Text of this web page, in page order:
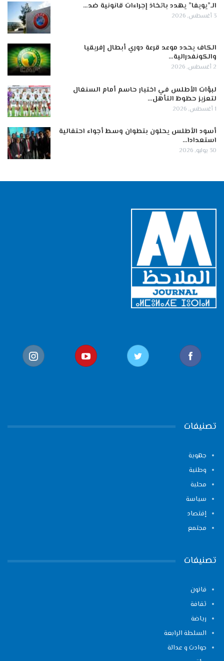
الـ”يويفا” يهدد باتخاذ إجراءات قانونية ضد…
3 أغسطس, 2026
الكاف يحدد موعد قرعة دوري أبطال إفريقيا
والكونفدرالية…
2 أغسطس, 2026
لبؤات الأطلس في اختبار حاسم أمام السنغال
لتعزيز حظوظ التأهل…
1 أغسطس, 2026
أسود الأطلس يحلون بتطوان وسط أجواء احتفالية
استعدادا…
30 يوليو, 2026
تصنيفات
جهوية
وطنية
محلية
سياسة
إقتصاد
مجتمع
تصنيفات
قانون
ثقافة
رياضة
السلطة الرابعة
حوادث و عدالة